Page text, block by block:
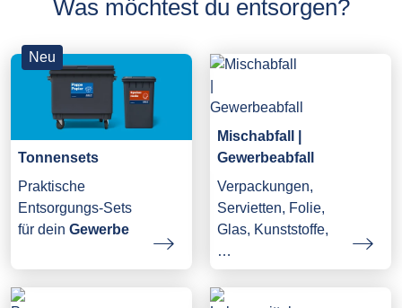
Was möchtest du entsorgen?
Neu
Tonnensets
Praktische
Entsorgungs-Sets
für dein Gewerbe
Mischabfall |
Gewerbeabfall
Verpackungen,
Servietten, Folie,
Glas, Kunststoffe,
…